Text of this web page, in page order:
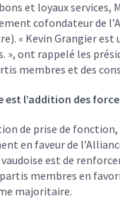
et loyaux services,
cofondateur de
« Kevin Grangier
», ont rappelé les
membres et des
est l’addition des
de prise de
en faveur de
vaudoise est de
membres en
majoritaire.